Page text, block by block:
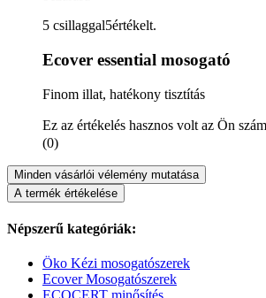
5 csillaggal5értékelt.
Ecover essential mosogató
Finom illat, hatékony tisztítás
Ez az értékelés hasznos volt az Ön
(0)
Minden vásárlói vélemény mutatása
A termék értékelése
Népszerű kategóriák:
Öko Kézi mosogatószerek
Ecover Mosogatószerek
ECOCERT minősítés